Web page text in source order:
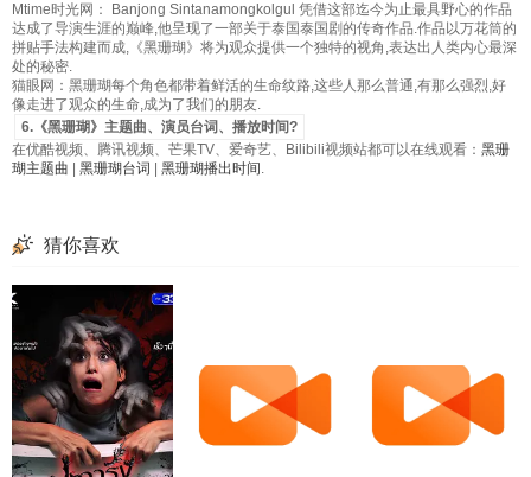
Mtime时光网： Banjong Sintanamongkolgul 凭借这部迄今为止最具野心的作品
达成了导演生涯的巅峰,他呈现了一部关于泰国泰国剧的传奇作品.作品以万花筒的
拼贴手法构建而成,《黑珊瑚》将为观众提供一个独特的视角,表达出人类内心最深
处的秘密.
猫眼网：黑珊瑚每个角色都带着鲜活的生命纹路,这些人那么普通,有那么强烈,好
像走进了观众的生命,成为了我们的朋友.
6.《黑珊瑚》主题曲、演员台词、播放时间?
在优酷视频、腾讯视频、芒果TV、爱奇艺、Bilibili视频站都可以在线观看： 黑珊
瑚主题曲
黑珊瑚台词 黑珊瑚播出时间 .
猜你喜欢